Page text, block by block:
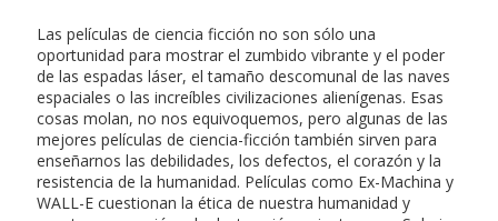
Las películas de ciencia ficción no son sólo una
oportunidad para mostrar el zumbido vibrante y el poder
de las espadas láser, el tamaño descomunal de las naves
espaciales o las increíbles civilizaciones alienígenas. Esas
cosas molan, no nos equivoquemos, pero algunas de las
mejores películas de ciencia-ficción también sirven para
enseñarnos las debilidades, los defectos, el corazón y la
resistencia de la humanidad. Películas como Ex-Machina y
WALL-E cuestionan la ética de nuestra humanidad y